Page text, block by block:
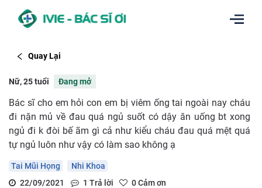
Quay Lại
Nữ, 25 tuổi Đang mở
Bác sĩ cho em hỏi con em bị viêm ống tai ngoài nay cháu
đi nặn mủ về đau quá ngủ suốt có dậy ăn uống bt xong
ngủ đi k đòi bế ãm gì cả như kiểu cháu đau quá mệt quá
tự ngủ luôn như vậy có làm sao không ạ
Tai Mũi Họng
Nhi Khoa
22/09/2021
1 Trả lời 0Cảm ơn